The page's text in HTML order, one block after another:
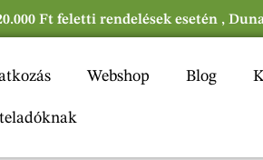
Ft feletti rendelések esetén ,
Webshop Blog